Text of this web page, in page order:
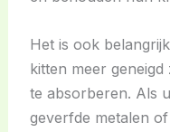
Het is ook
kitten meer
te absorberen. Als
geverfde metalen